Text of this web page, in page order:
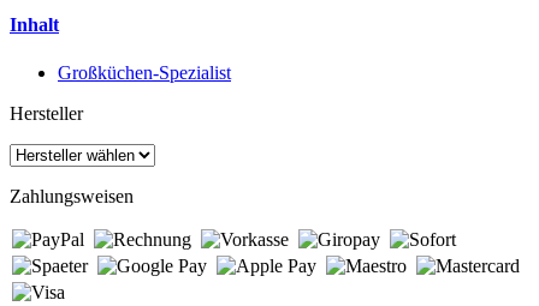
Inhalt
Großküchen-Spezialist
Hersteller
Zahlungsweisen